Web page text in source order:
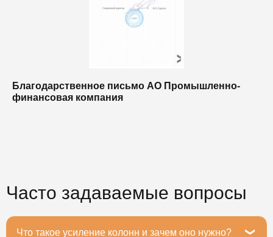
Благодарственное письмо АО Промышленно-
финансовая компания
Часто задаваемые вопросы
Что такое усиление колонн и зачем оно нужно?